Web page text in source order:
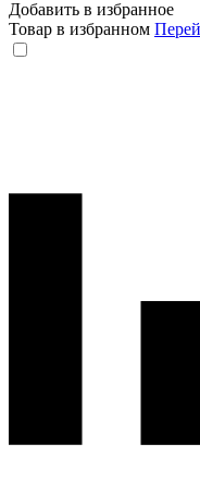
Добавить в избранное
Товар в избранном